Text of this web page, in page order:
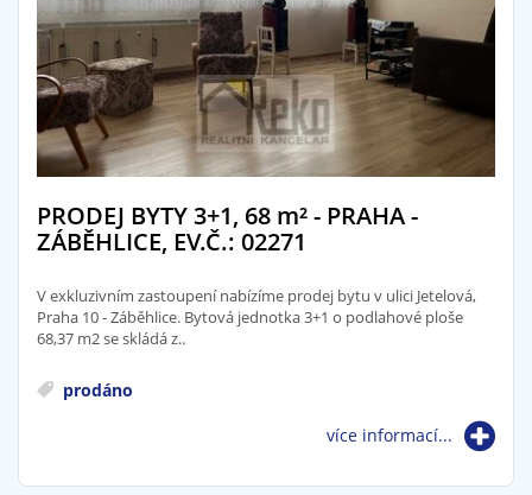
PRODEJ BYTY 3+1, 68 m²- PRAHA -
ZÁBĚHLICE, EV.Č.: 02271
V exkluzivním zastoupení nabízíme prodej bytu v ulici Jetelová,
Praha 10 - Záběhlice. Bytová jednotka 3+1 o podlahové ploše
68,37 m2 se skládá z..
prodáno
více informací...